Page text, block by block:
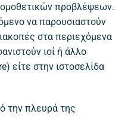
προβλέψεων.
να παρουσιαστούν
στα περιεχόμενα
ιοί ή άλλο
είτε στην ιστοσελίδα
την πλευρά της